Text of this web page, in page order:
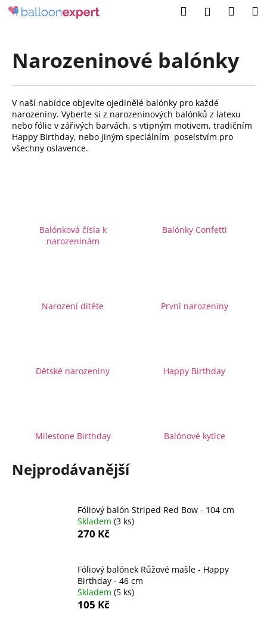
Přejít
HledatPřihlášení
Narozeninové balónky
V naší nabídce objevíte ojedinělé balónky pro každé
narozeniny. Vyberte si z narozeninových balónků z latexu
nebo fólie v zářivých barvách, s vtipným motivem, tradičním
Happy Birthday, nebo jiným speciálním poselstvím pro
všechny oslavence.
Balónková čísla k
narozeninám
Balónky Confetti
Narození dítěte První narozeniny
Dětské narozeniny Happy Birthday
Milestone Birthday Balónové kytice
Nejprodávanější
Fóliový balón Striped Red Bow - 104 cm
Skladem (3 ks)
270 Kč
Fóliový balónek Růžové mašle - Happy
Birthday - 46 cm
Skladem (5 ks)
105 Kč
K
C
o
p
o
t
ř
e
o